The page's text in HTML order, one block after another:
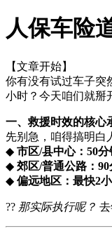
人保车险
【文章开始】
你有没有试过车子突
小时？今天咱们就掰
一、救援时效的核心
先别急，咱得搞明
◆ 市区/县中心：50分
◆ 郊区/普通公路：90
◆ 偏远地区：最快2
?? 那实际执行呢？